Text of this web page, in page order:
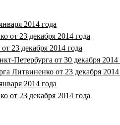
2014 года
от 23 декабря 2014 года
23 декабря 2014 года
Петербурга от 30 декабря 2014
Литвиненко от 23 декабря 2014
2014 года
от 23 декабря 2014 года